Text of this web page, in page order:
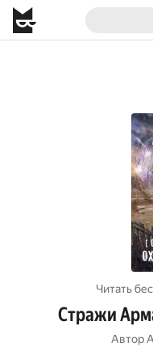
Читать
Стражи
Автор